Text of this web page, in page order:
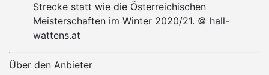
Strecke statt wie die Österreichischen
Meisterschaften im Winter 2020/21. © hall-
wattens.at
Über den Anbieter